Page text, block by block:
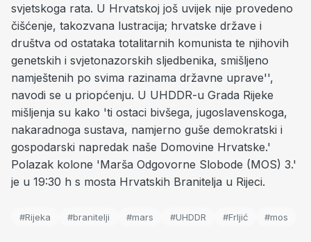
svjetskoga rata. U Hrvatskoj još uvijek nije provedeno
čišćenje, takozvana lustracija; hrvatske države i
društva od ostataka totalitarnih komunista te njihovih
genetskih i svjetonazorskih sljedbenika, smišljeno
namještenih po svima razinama državne uprave'',
navodi se u priopćenju. U UHDDR-u Grada Rijeke
mišljenja su kako 'ti ostaci bivšega, jugoslavenskoga,
nakaradnoga sustava, namjerno guše demokratski i
gospodarski napredak naše Domovine Hrvatske.'
Polazak kolone 'Marša Odgovorne Slobode (MOS) 3.'
je u 19:30 h s mosta Hrvatskih Branitelja u Rijeci.
#Rijeka #branitelji #mars #UHDDR #Frljić #mos